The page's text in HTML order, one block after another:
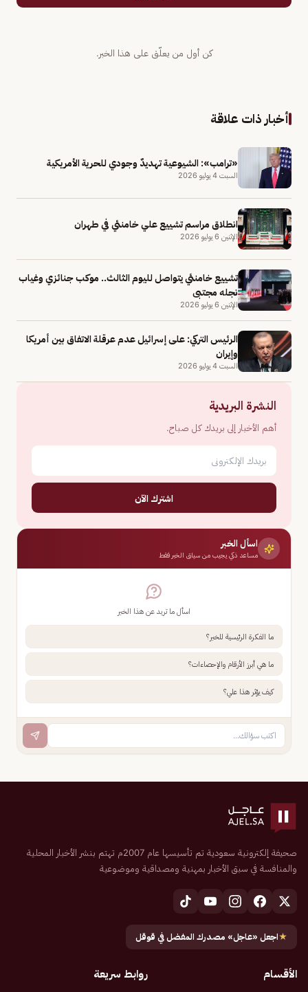
كن أول من يعلّق على هذا الخبر.
أخبار ذات علاقة
«ترامب»: الشيوعية تهديدٌ وجودي للحرية الأمريكية
السبت 4 يوليو 2026
انطلاق مراسم تشييع علي خامنئي في طهران
الإثنين 6 يوليو 2026
تشييع خامنئي يتواصل لليوم الثالث.. موكب جنائزي وغياب
نجله مجتبى
الإثنين 6 يوليو 2026
الرئيس التركي: على إسرائيل عدم عرقلة الاتفاق بين أمريكا
وإيران
السبت 4 يوليو 2026
النشرة البريدية
أهم الأخبار إلى بريدك كل صباح.
اشترك الآن
اسأل الخبر
مساعد ذكي يجيب من سياق الخبر فقط
اسأل ما تريد عن هذا الخبر
ما الفكرة الرئيسية للخبر؟
ما هي أبرز الأرقام والإحصاءات؟
كيف يؤثر هذا علي؟
صحيفة إلكترونية سعودية تم تأسيسها عام 2007م تهتم بنشر الأخبار المحلية
والمنافسة في سبق الأخبار بمهنية ومصداقية وموضوعية
★اجعل «عاجل» مصدرك المفضل في قوقل
الأقسام روابط سريعة